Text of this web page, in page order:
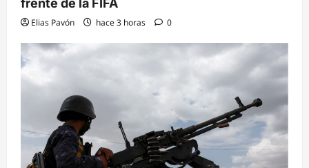
frente de la FIFA
Elias Pavón hace 3 horas 0